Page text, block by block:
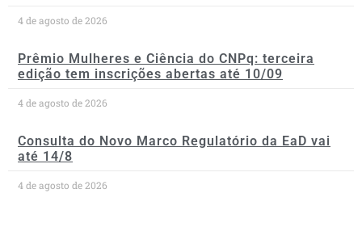
4 de agosto de 2026
Prêmio Mulheres e Ciência do CNPq: terceira
edição tem inscrições abertas até 10/09
4 de agosto de 2026
Consulta do Novo Marco Regulatório da EaD vai
até 14/8
4 de agosto de 2026